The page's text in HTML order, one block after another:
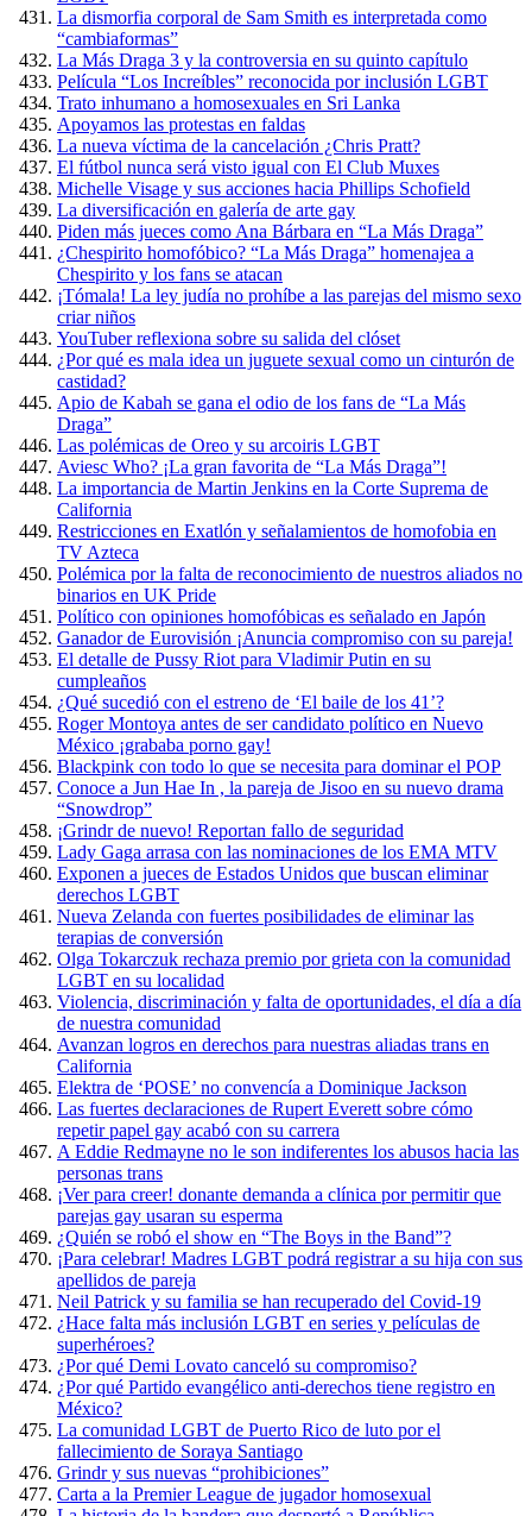
La dismorfia corporal de Sam Smith es interpretada como
“cambiaformas”
La Más Draga 3 y la controversia en su quinto capítulo
Película “Los Increíbles” reconocida por inclusión LGBT
Trato inhumano a homosexuales en Sri Lanka
Apoyamos las protestas en faldas
La nueva víctima de la cancelación ¿Chris Pratt?
El fútbol nunca será visto igual con El Club Muxes
Michelle Visage y sus acciones hacia Phillips Schofield
La diversificación en galería de arte gay
Piden más jueces como Ana Bárbara en “La Más Draga”
¿Chespirito homofóbico? “La Más Draga” homenajea a
Chespirito y los fans se atacan
¡Tómala! La ley judía no prohíbe a las parejas del mismo sexo
criar niños
YouTuber reflexiona sobre su salida del clóset
¿Por qué es mala idea un juguete sexual como un cinturón de
castidad?
Apio de Kabah se gana el odio de los fans de “La Más
Draga”
Las polémicas de Oreo y su arcoiris LGBT
Aviesc Who? ¡La gran favorita de “La Más Draga”!
La importancia de Martin Jenkins en la Corte Suprema de
California
Restricciones en Exatlón y señalamientos de homofobia en
TV Azteca
Polémica por la falta de reconocimiento de nuestros aliados no
binarios en UK Pride
Político con opiniones homofóbicas es señalado en Japón
Ganador de Eurovisión ¡Anuncia compromiso con su pareja!
El detalle de Pussy Riot para Vladimir Putin en su
cumpleaños
¿Qué sucedió con el estreno de ‘El baile de los 41’?
Roger Montoya antes de ser candidato político en Nuevo
México ¡grababa porno gay!
Blackpink con todo lo que se necesita para dominar el POP
Conoce a Jun Hae In , la pareja de Jisoo en su nuevo drama
“Snowdrop”
¡Grindr de nuevo! Reportan fallo de seguridad
Lady Gaga arrasa con las nominaciones de los EMA MTV
Exponen a jueces de Estados Unidos que buscan eliminar
derechos LGBT
Nueva Zelanda con fuertes posibilidades de eliminar las
terapias de conversión
Olga Tokarczuk rechaza premio por grieta con la comunidad
LGBT en su localidad
Violencia, discriminación y falta de oportunidades, el día a día
de nuestra comunidad
Avanzan logros en derechos para nuestras aliadas trans en
California
Elektra de ‘POSE’ no convencía a Dominique Jackson
Las fuertes declaraciones de Rupert Everett sobre cómo
repetir papel gay acabó con su carrera
A Eddie Redmayne no le son indiferentes los abusos hacia las
personas trans
¡Ver para creer! donante demanda a clínica por permitir que
parejas gay usaran su esperma
¿Quién se robó el show en “The Boys in the Band”?
¡Para celebrar! Madres LGBT podrá registrar a su hija con sus
apellidos de pareja
Neil Patrick y su familia se han recuperado del Covid-19
¿Hace falta más inclusión LGBT en series y películas de
superhéroes?
¿Por qué Demi Lovato canceló su compromiso?
¿Por qué Partido evangélico anti-derechos tiene registro en
México?
La comunidad LGBT de Puerto Rico de luto por el
fallecimiento de Soraya Santiago
Grindr y sus nuevas “prohibiciones”
Carta a la Premier League de jugador homosexual